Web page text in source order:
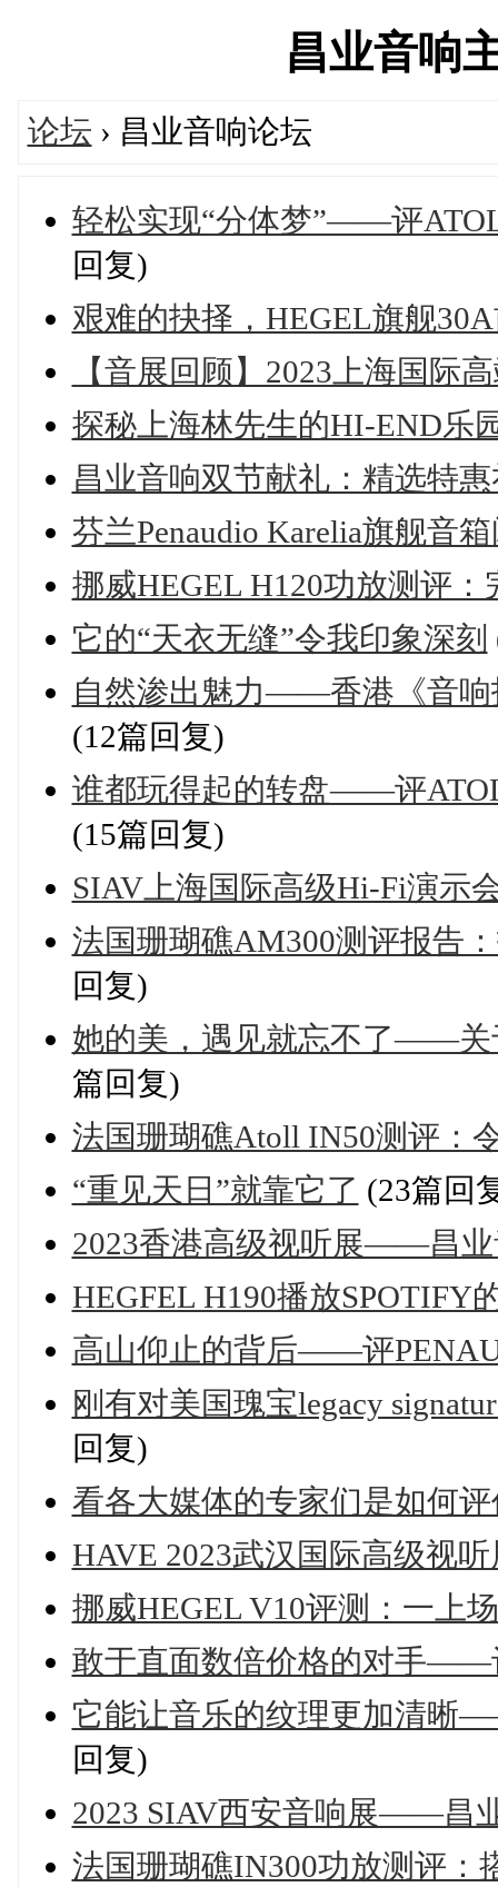
昌业音响
论坛 › 昌业音响论坛
轻松实现“分体梦”——评
回复)
艰难的抉择，HEGEL旗舰
【音展回顾】2023上海国
探秘上海林先生的HI-END乐
昌业音响双节献礼：精选特
芬兰Penaudio Karelia旗舰音
挪威HEGEL H120功放测评
它的“天衣无缝”令我印象深刻
自然渗出魅力——香港《音响
(12篇回复)
谁都玩得起的转盘——评
(15篇回复)
SIAV上海国际高级Hi-Fi演
法国珊瑚礁AM300测评报告
回复)
她的美，遇见就忘不了——关
篇回复)
法国珊瑚礁Atoll IN50测评：
“重见天日”就靠它了 (23篇回
2023香港高级视听展——昌业
HEGFEL H190播放SPOTIFY
高山仰止的背后——评
刚有对美国瑰宝legacy
回复)
看各大媒体的专家们是如何
HAVE 2023武汉国际高级视
挪威HEGEL V10评测：一上
敢于直面数倍价格的对手——
它能让音乐的纹理更加清晰
回复)
2023 SIAV西安音响展——昌
法国珊瑚礁IN300功放测评：